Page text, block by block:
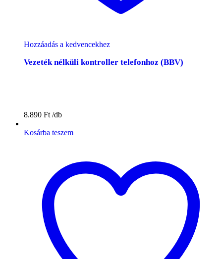
Hozzáadás a kedvencekhez
Vezeték nélküli kontroller telefonhoz (BBV)
8.890 Ft
Kosárba teszem